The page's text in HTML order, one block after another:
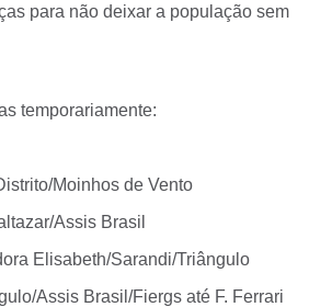
para não deixar a população sem
temporariamente:
Moinhos de Vento
Assis Brasil
Elisabeth/Sarandi/Triângulo
Assis Brasil/Fiergs até F. Ferrari